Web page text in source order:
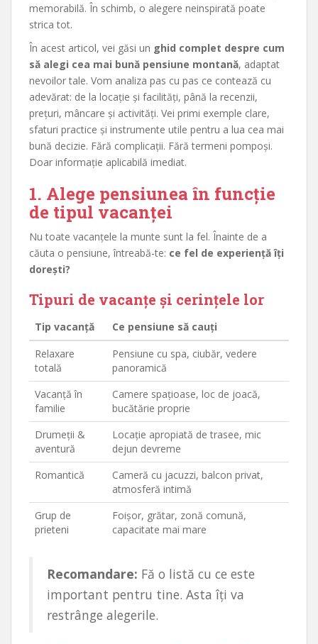
memorabilă. În schimb, o alegere neinspirată poate
strica tot.
În acest articol, vei găsi un ghid complet despre cum
să alegi cea mai bună pensiune montană, adaptat
nevoilor tale. Vom analiza pas cu pas ce contează cu
adevărat: de la locație și facilități, până la recenzii,
prețuri, mâncare și activități. Vei primi exemple clare,
sfaturi practice și instrumente utile pentru a lua cea mai
bună decizie. Fără complicații. Fără termeni pompoși.
Doar informație aplicabilă imediat.
1. Alege pensiunea în funcție
de tipul vacanței
Nu toate vacanțele la munte sunt la fel. Înainte de a
căuta o pensiune, întreabă-te: ce fel de experiență îți
dorești?
Tipuri de vacanțe și cerințele lor
Tip vacanță
Ce pensiune să cauți
Relaxare
totală
Pensiune cu spa, ciubăr, vedere
panoramică
Vacanță în
familie
Camere spațioase, loc de joacă,
bucătărie proprie
Drumeții &
aventură
Locație apropiată de trasee, mic
dejun devreme
Romantică
Cameră cu jacuzzi, balcon privat,
atmosferă intimă
Grup de
prieteni
Foișor, grătar, zonă comună,
capacitate mai mare
Recomandare: Fă o listă cu ce este
important pentru tine. Asta îți va
restrânge alegerile.